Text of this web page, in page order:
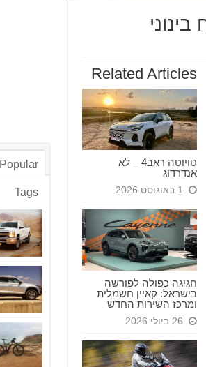
Related Articles
טויוטה ראב4 – לא
אנדרדוג
1 באוגוסט 2026
חגיגה כפולה לפורשה
בישראל: קאיין חשמלית
ומרכז השירות החדש
26 ביולי 2026
Popular
Tags